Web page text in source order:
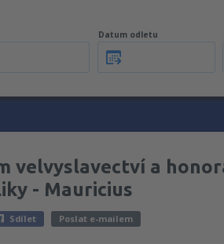
Datum odletu
velvyslavectví a
- Mauricius
Sdílet Poslat e-mailem